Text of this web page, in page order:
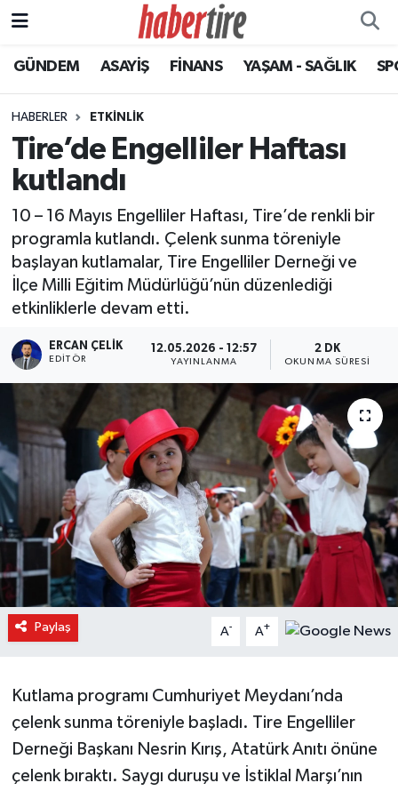
GÜNDEM ASAYİŞ FİNANS YAŞAM - SAĞLIK
HABERLER ETKİNLİK
Tire’de Engelliler Haftası
kutlandı
10 – 16 Mayıs Engelliler Haftası, Tire’de renkli bir
programla kutlandı. Çelenk sunma töreniyle
başlayan kutlamalar, Tire Engelliler Derneği ve
İlçe Milli Eğitim Müdürlüğü’nün düzenlediği
etkinliklerle devam etti.
ERCAN ÇELIK
EDITÖR
12.05.2026 - 12:57
YAYINLANMA
2 DK
OKUNMA SÜRESI
Paylaş A- A+
Kutlama programı Cumhuriyet Meydanı’nda
çelenk sunma töreniyle başladı. Tire Engelliler
Derneği Başkanı Nesrin Kırış, Atatürk Anıtı önüne
çelenk bıraktı. Saygı duruşu ve İstiklal Marşı’nın
Tire Nöbetçi Eczaneler
Tire Hava Durumu
Tire Trafik Yoğunluk Haritası
Tüm Manşetler
Son Dakika Haberleri
Haber Arşivi